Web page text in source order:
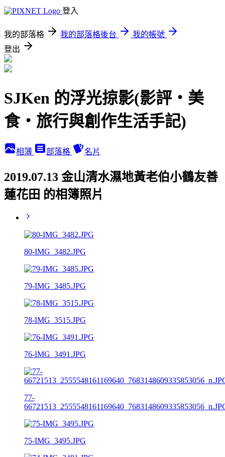
登入
我的部落格 我的部落格後台
我的帳號
登出
SJKen 的浮光掠影(影評‧美
食‧旅行與創作生活手記)
相簿 部落格 名片
2019.07.13 金山清水濕地黃老伯小鶴友善
蓮花田 的相簿照片
80-IMG_3482.JPG
79-IMG_3485.JPG
78-IMG_3515.JPG
76-IMG_3491.JPG
77-
75-IMG_3495.JPG